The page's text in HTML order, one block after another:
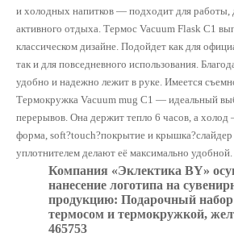
и холодных напитков — подходит для работы,
активного отдыха. Термос Vacuum Flask C1
классическом дизайне. Подойдет как для
так и для повседневного использования.
удобно и надежно лежит в руке. Имеется
Термокружка Vacuum mug C1 — идеальный
перерывов. Она держит тепло 6 часов, а
форма, soft?touch?покрытие и
уплотнителем делают её максимально удобной.
Компания «Эклектика BY»
нанесение логотипа на
продукцию: Подарочный
термосом и термокружкой,
465753